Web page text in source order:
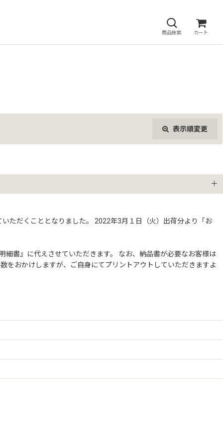
商品検索 カート
表示順変更
ただくこととなりました。 2022年3月１日（火）出荷分より「お
細書』に代えさせていただきます。 なお、納品書が必要なお客様は
をおかけしますが、ご自身にてプリントアウトしていただきますよ